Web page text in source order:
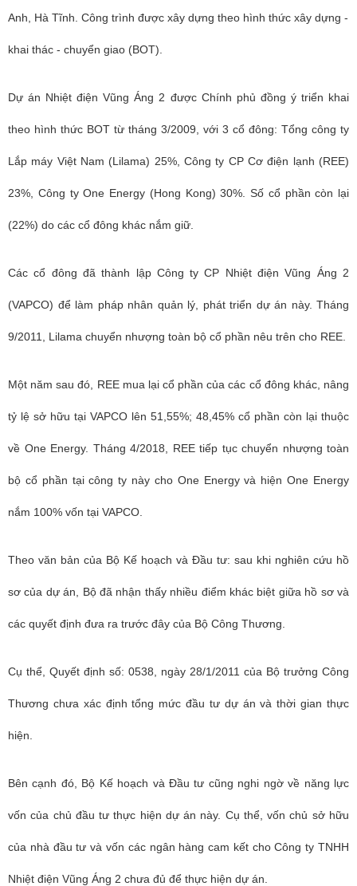
Anh, Hà Tĩnh. Công trình được xây dựng theo hình thức xây dựng -
khai thác - chuyển giao (BOT).
Dự án Nhiệt điện Vũng Áng 2 được Chính phủ đồng ý triển khai
theo hình thức BOT từ tháng 3/2009, với 3 cổ đông: Tổng công ty
Lắp máy Việt Nam (Lilama) 25%, Công ty CP Cơ điện lạnh (REE)
23%, Công ty One Energy (Hong Kong) 30%. Số cổ phần còn lại
(22%) do các cổ đông khác nắm giữ.
Các cổ đông đã thành lập Công ty CP Nhiệt điện Vũng Áng 2
(VAPCO) để làm pháp nhân quản lý, phát triển dự án này. Tháng
9/2011, Lilama chuyển nhượng toàn bộ cổ phần nêu trên cho REE.
Một năm sau đó, REE mua lại cổ phần của các cổ đông khác, nâng
tỷ lệ sở hữu tại VAPCO lên 51,55%; 48,45% cổ phần còn lại thuộc
về One Energy. Tháng 4/2018, REE tiếp tục chuyển nhượng toàn
bộ cổ phần tại công ty này cho One Energy và hiện One Energy
nắm 100% vốn tại VAPCO.
Theo văn bản của Bộ Kế hoạch và Đầu tư: sau khi nghiên cứu hồ
sơ của dự án, Bộ đã nhận thấy nhiều điểm khác biệt giữa hồ sơ và
các quyết định đưa ra trước đây của Bộ Công Thương.
Cụ thể, Quyết định số: 0538, ngày 28/1/2011 của Bộ trưởng Công
Thương chưa xác định tổng mức đầu tư dự án và thời gian thực
hiện.
Bên cạnh đó, Bộ Kế hoạch và Đầu tư cũng nghi ngờ về năng lực
vốn của chủ đầu tư thực hiện dự án này. Cụ thể, vốn chủ sở hữu
của nhà đầu tư và vốn các ngân hàng cam kết cho Công ty TNHH
Nhiệt điện Vũng Áng 2 chưa đủ để thực hiện dự án.